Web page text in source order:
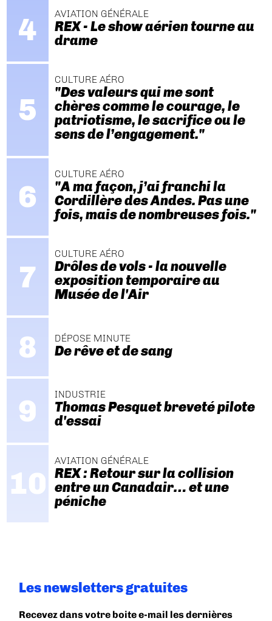
AVIATION GÉNÉRALE
REX - Le show aérien tourne au
drame
CULTURE AÉRO
"Des valeurs qui me sont
chères comme le courage, le
patriotisme, le sacrifice ou le
sens de l’engagement."
CULTURE AÉRO
"A ma façon, j’ai franchi la
Cordillère des Andes. Pas une
fois, mais de nombreuses fois."
CULTURE AÉRO
Drôles de vols - la nouvelle
exposition temporaire au
Musée de l'Air
DÉPOSE MINUTE
De rêve et de sang
INDUSTRIE
Thomas Pesquet breveté pilote
d'essai
AVIATION GÉNÉRALE
REX : Retour sur la collision
entre un Canadair… et une
péniche
Les newsletters gratuites
Recevez dans votre boite e-mail les dernières